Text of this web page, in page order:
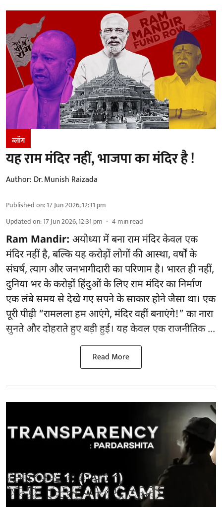
ब्लॉग
यह राम मंदिर नहीं, भाजपा का मंदिर है !
Author: Dr. Munish Raizada
Published on:17 Jun 2026, 12:31 pm
Updated on:17 Jun 2026, 12:31 pm 4 min read
Ram Mandir: अयोध्या में बना राम मंदिर केवल एक
मंदिर नहीं है, बल्कि यह करोड़ों लोगों की आस्था, वर्षों के
संघर्ष, त्याग और जनभागीदारी का परिणाम है। भारत ही नहीं,
दुनिया भर के करोड़ों हिंदुओं के लिए राम मंदिर का निर्माण
एक लंबे समय से देखे गए सपने के साकार होने जैसा था। एक
पूरी पीढ़ी “रामलला हम आएंगे, मंदिर वहीं बनाएंगे!” का नारा
सुनते और दोहराते हुए बड़ी हुई। यह केवल एक राजनीतिक ...
Read More